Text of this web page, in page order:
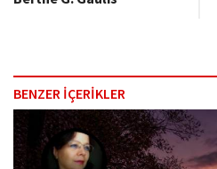
BENZER İÇERİKLER